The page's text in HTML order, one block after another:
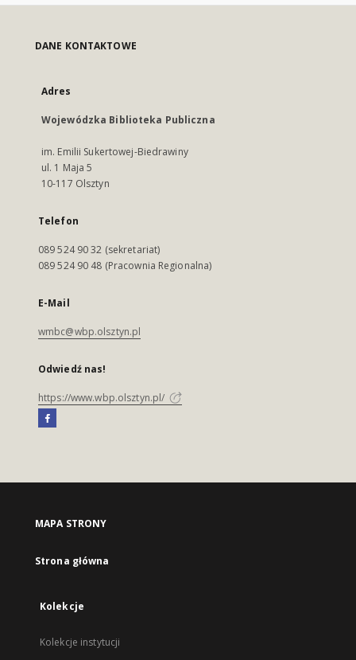
DANE KONTAKTOWE
Adres
Wojewódzka Biblioteka Publiczna
im. Emilii Sukertowej-Biedrawiny
ul. 1 Maja 5
10-117 Olsztyn
Telefon
089 524 90 32 (sekretariat)
089 524 90 48 (Pracownia Regionalna)
E-Mail
wmbc@wbp.olsztyn.pl
Odwiedź nas!
https://www.wbp.olsztyn.pl/
MAPA STRONY
Strona główna
Kolekcje
Kolekcje instytucji